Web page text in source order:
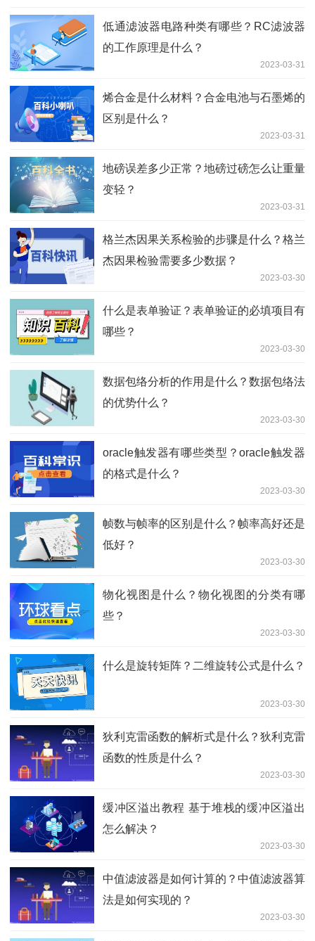
低通滤波器电路种类有哪些？RC滤波器
的工作原理是什么？
2023-03-31
烯合金是什么材料？合金电池与石墨烯的
区别是什么？
2023-03-31
地磅误差多少正常？地磅过磅怎么让重量
变轻？
2023-03-31
格兰杰因果关系检验的步骤是什么？格兰
杰因果检验需要多少数据？
2023-03-30
什么是表单验证？表单验证的必填项目有
哪些？
2023-03-30
数据包络分析的作用是什么？数据包络法
的优势什么？
2023-03-30
oracle触发器有哪些类型？oracle触发器
的格式是什么？
2023-03-30
帧数与帧率的区别是什么？帧率高好还是
低好？
2023-03-30
物化视图是什么？物化视图的分类有哪
些？
2023-03-30
什么是旋转矩阵？二维旋转公式是什么？
2023-03-30
狄利克雷函数的解析式是什么？狄利克雷
函数的性质是什么？
2023-03-30
缓冲区溢出教程 基于堆栈的缓冲区溢出
怎么解决？
2023-03-30
中值滤波器是如何计算的？中值滤波器算
法是如何实现的？
2023-03-30